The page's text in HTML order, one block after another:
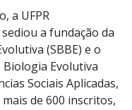
a UFPR
a fundação da
(SBBE) e o
Evolutiva
Sociais Aplicadas,
de 600 inscritos,